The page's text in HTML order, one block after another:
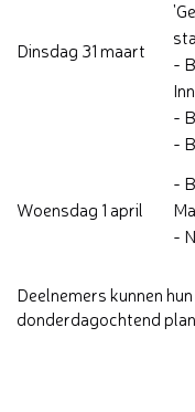
Dinsdag 31 maart
-
-
-
Woensdag 1 april
-
-
Deelnemers kunnen
donderdagochtend